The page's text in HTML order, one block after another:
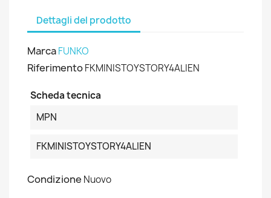
Dettagli del prodotto
MarcaFUNKO
RiferimentoFKMINISTOYSTORY4ALIEN
Scheda tecnica
MPN
FKMINISTOYSTORY4ALIEN
Condizione Nuovo